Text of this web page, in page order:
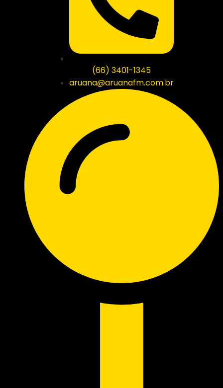
(66) 3401-1345
aruana@aruanafm.com.br